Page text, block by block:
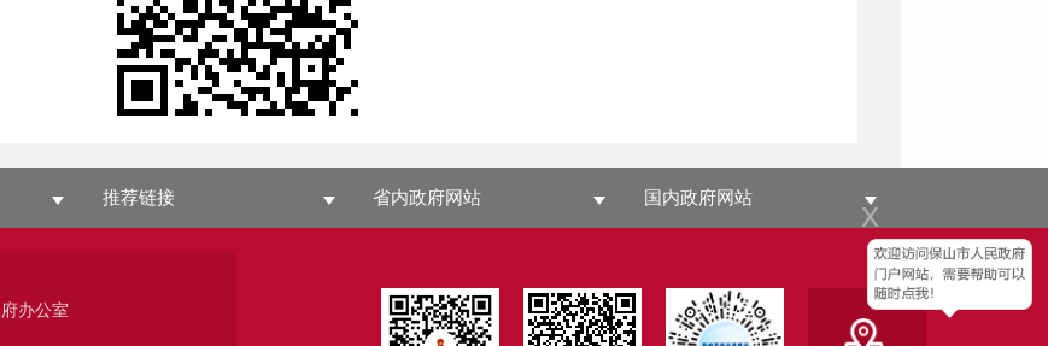
x
推荐链接 省内政府网站 国内政府网站
办公室